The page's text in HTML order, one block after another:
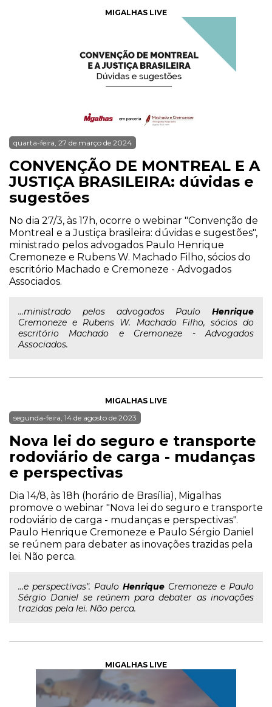
MIGALHAS LIVE
quarta-feira, 27 de março de 2024
CONVENÇÃO DE MONTREAL E A
JUSTIÇA BRASILEIRA: dúvidas e
sugestões
No dia 27/3, às 17h, ocorre o webinar "Convenção de
Montreal e a Justiça brasileira: dúvidas e sugestões",
ministrado pelos advogados Paulo Henrique
Cremoneze e Rubens W. Machado Filho, sócios do
escritório Machado e Cremoneze - Advogados
Associados.
...ministrado pelos advogados Paulo Henrique
Cremoneze e Rubens W. Machado Filho, sócios do
escritório Machado e Cremoneze - Advogados
Associados.
MIGALHAS LIVE
segunda-feira, 14 de agosto de 2023
Nova lei do seguro e transporte
rodoviário de carga - mudanças
e perspectivas
Dia 14/8, às 18h (horário de Brasília), Migalhas
promove o webinar "Nova lei do seguro e transporte
rodoviário de carga - mudanças e perspectivas".
Paulo Henrique Cremoneze e Paulo Sérgio Daniel
se reúnem para debater as inovações trazidas pela
lei. Não perca.
...e perspectivas". Paulo Henrique Cremoneze e Paulo
Sérgio Daniel se reúnem para debater as inovações
trazidas pela lei. Não perca.
MIGALHAS LIVE